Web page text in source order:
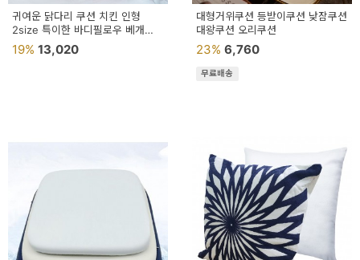
귀여운 닭다리 쿠션 치킨 인형
2size 특이한 바디필로우 베개
베게 봉제
19% 13,020
대형거위쿠션 등받이쿠션 낮잠쿠션
대왕쿠션 오리쿠션
23% 6,760
무료배송